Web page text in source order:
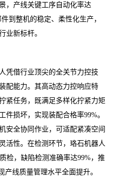
，产线关键工序自动化率达
到整机的稳定、柔性化生产，
业新标杆。
凭借行业顶尖的全关节力控技
配能力。其高动态力控响应特
紧任务，既满足多样化拧紧力矩
件损坏，实现装配合格率99%。
安全协同作业，可适配紧凑空间
活性。在检测环节，珞石机器人
检，缺陷检测准确率达99%，推
产线质量管理水平全面提升。